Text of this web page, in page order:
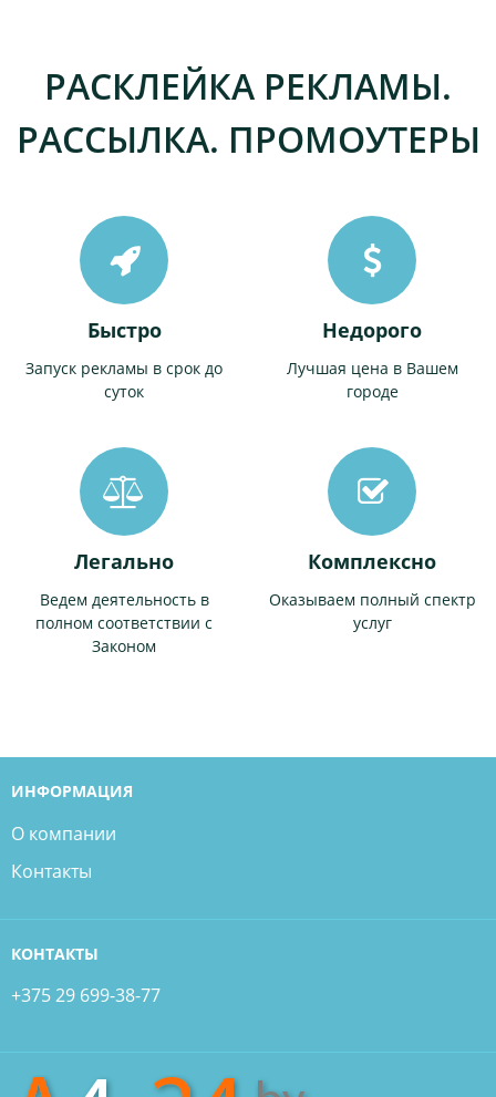
РАСКЛЕЙКА РЕКЛАМЫ.
РАССЫЛКА. ПРОМОУТЕРЫ
Быстро
Запуск рекламы в срок до
суток
Недорого
Лучшая цена в Вашем
городе
Легально
Ведем деятельность в
полном соответствии с
Законом
Комплексно
Оказываем полный спектр
услуг
ИНФОРМАЦИЯ
О компании
Контакты
КОНТАКТЫ
+375 29 699-38-77